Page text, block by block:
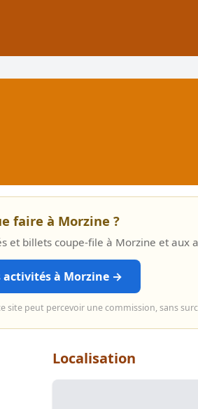
faire à Morzine ?
et billets coupe-file à Morzine et aux
activités à Morzine →
site peut percevoir une commission, sans
Localisation